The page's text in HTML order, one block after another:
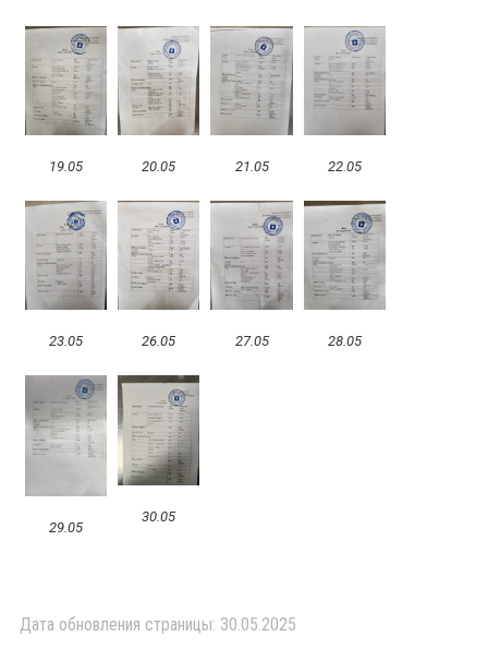
19.05 20.05 21.05 22.05
23.05 26.05 27.05 28.05
29.05
30.05
Дата обновления страницы: 30.05.2025